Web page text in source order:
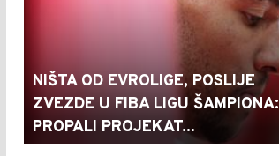
NIŠTA OD EVROLIGE, POSLIJE
ZVEZDE U FIBA LIGU ŠAMPIONA:
PROPALI PROJEKAT...